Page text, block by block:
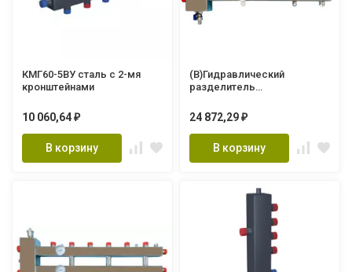
КМГ60-5ВУ сталь с 2-мя
кронштейнами
10 060,64 ₽
В корзину
(В)Гидравлический
разделитель
коллектором 2+1 (1шт)
VHSK25-2.1-A
24 872,29 ₽
В корзину